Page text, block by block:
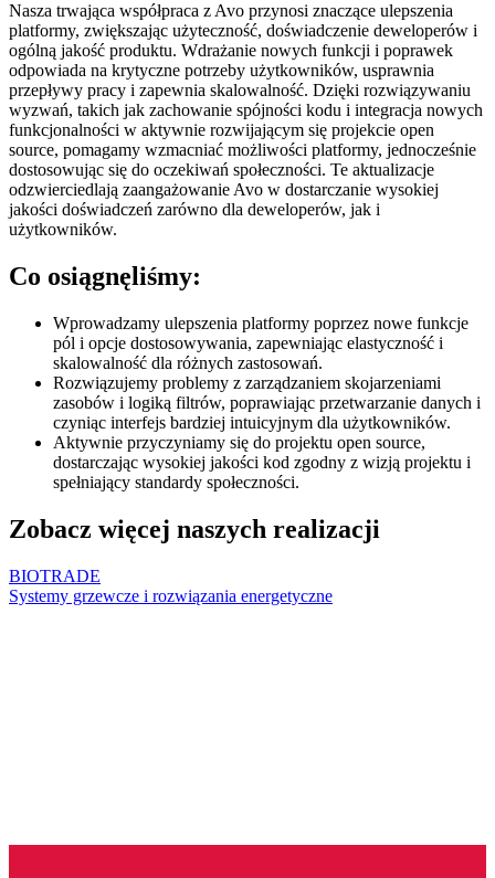
Nasza trwająca współpraca z Avo przynosi znaczące ulepszenia
platformy, zwiększając użyteczność, doświadczenie deweloperów i
ogólną jakość produktu. Wdrażanie nowych funkcji i poprawek
odpowiada na krytyczne potrzeby użytkowników, usprawnia
przepływy pracy i zapewnia skalowalność. Dzięki rozwiązywaniu
wyzwań, takich jak zachowanie spójności kodu i integracja nowych
funkcjonalności w aktywnie rozwijającym się projekcie open
source, pomagamy wzmacniać możliwości platformy, jednocześnie
dostosowując się do oczekiwań społeczności. Te aktualizacje
odzwierciedlają zaangażowanie Avo w dostarczanie wysokiej
jakości doświadczeń zarówno dla deweloperów, jak i
użytkowników.
Co osiągnęliśmy:
Wprowadzamy ulepszenia platformy poprzez nowe funkcje
pól i opcje dostosowywania, zapewniając elastyczność i
skalowalność dla różnych zastosowań.
Rozwiązujemy problemy z zarządzaniem skojarzeniami
zasobów i logiką filtrów, poprawiając przetwarzanie danych i
czyniąc interfejs bardziej intuicyjnym dla użytkowników.
Aktywnie przyczyniamy się do projektu open source,
dostarczając wysokiej jakości kod zgodny z wizją projektu i
spełniający standardy społeczności.
Zobacz więcej naszych realizacji
BIOTRADE
Systemy grzewcze i rozwiązania energetyczne